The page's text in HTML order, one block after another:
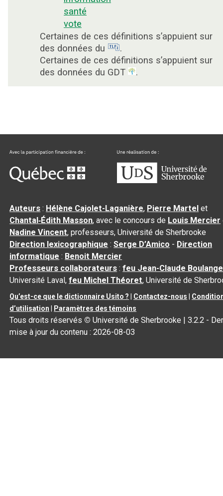
santé
vote
Certaines de ces définitions s’appuient sur
des données du
.
Certaines de ces définitions s’appuient sur
des données du GDT
.
Auteurs : Hélène Cajolet-Laganière, Pierre Martel et
Chantal‑Édith Masson, avec le concours de Louis Mercier
Nadine Vincent, professeurs, Université de Sherbrooke
Direction lexicographique :Serge D’Amico - Direction
informatique : Benoit Mercier
Professeurs collaborateurs :feu Jean-Claude
Université Laval,feu Michel Théoret, Université de
Qu’est-ce que le dictionnaire Usito ? Contactez-nous
d’utilisation
Paramètres des témoins
Tous droits réservés © Université de Sherbrooke |3.2.2 -
mise à jour du contenu :2026-08-03